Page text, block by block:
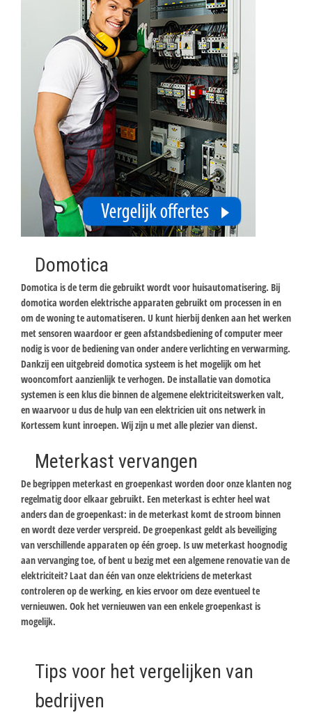
Domotica
Domotica is de term die gebruikt wordt voor huisautomatisering. Bij
domotica worden elektrische apparaten gebruikt om processen in en
om de woning te automatiseren. U kunt hierbij denken aan het werken
met sensoren waardoor er geen afstandsbediening of computer meer
nodig is voor de bediening van onder andere verlichting en verwarming.
Dankzij een uitgebreid domotica systeem is het mogelijk om het
wooncomfort aanzienlijk te verhogen. De installatie van domotica
systemen is een klus die binnen de algemene elektriciteitswerken valt,
en waarvoor u dus de hulp van een elektricien uit ons netwerk in
Kortessem kunt inroepen. Wij zijn u met alle plezier van dienst.
Meterkast vervangen
De begrippen meterkast en groepenkast worden door onze klanten nog
regelmatig door elkaar gebruikt. Een meterkast is echter heel wat
anders dan de groepenkast: in de meterkast komt de stroom binnen
en wordt deze verder verspreid. De groepenkast geldt als beveiliging
van verschillende apparaten op één groep. Is uw meterkast hoognodig
aan vervanging toe, of bent u bezig met een algemene renovatie van de
elektriciteit? Laat dan één van onze elektriciens de meterkast
controleren op de werking, en kies ervoor om deze eventueel te
vernieuwen. Ook het vernieuwen van een enkele groepenkast is
mogelijk.
Tips voor het vergelijken van
bedrijven